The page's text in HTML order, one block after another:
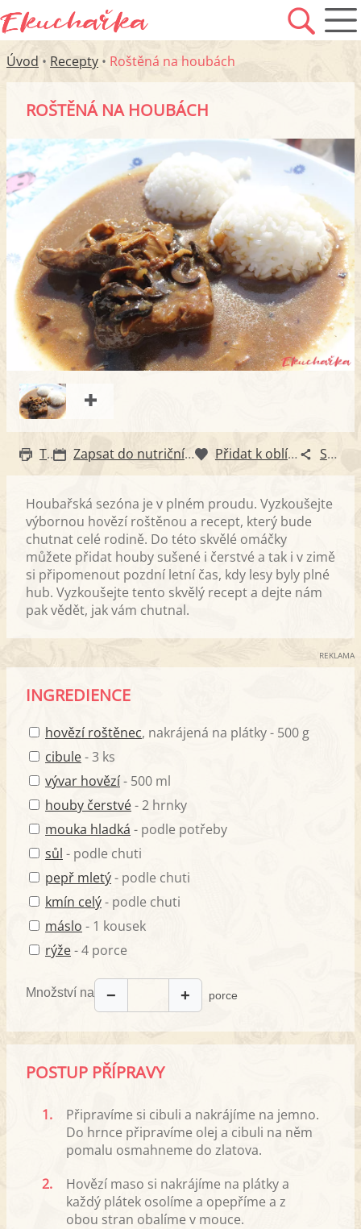
Úvod • Recepty • Roštěná na houbách
ROŠTĚNÁ NA HOUBÁCH
Tisk Zapsat do nutričního diáře Přidat k oblíbeným Sdílet
Houbařská sezóna je v plném proudu. Vyzkoušejte
výbornou hovězí roštěnou a recept, který bude
chutnat celé rodině. Do této skvělé omáčky
můžete přidat houby sušené i čerstvé a tak i v zimě
si připomenout pozdní letní čas, kdy lesy byly plné
hub. Vyzkoušejte tento skvělý recept a dejte nám
pak vědět, jak vám chutnal.
REKLAMA
INGREDIENCE
hovězí roštěnec, nakrájená na plátky - 500 g
cibule- 3 ks
vývar hovězí- 500 ml
houby čerstvé- 2 hrnky
mouka hladká - podle potřeby
sůl - podle chuti
pepř mletý- podle chuti
kmín celý- podle chuti
máslo - 1 kousek
rýže- 4 porce
Množství na − + porce
POSTUP PŘÍPRAVY
1.
Připravíme si cibuli a nakrájíme na jemno.
Do hrnce připravíme olej a cibuli na něm
pomalu osmahneme do zlatova.
2.
Hovězí maso si nakrájíme na plátky a
každý plátek osolíme a opepříme a z
obou stran obalíme v mouce.